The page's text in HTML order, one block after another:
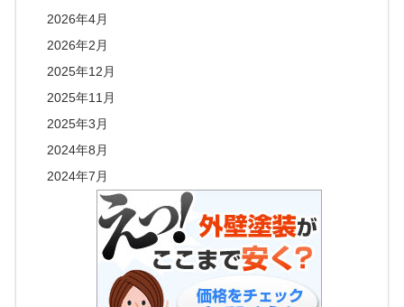
2026年4月
2026年2月
2025年12月
2025年11月
2025年3月
2024年8月
2024年7月